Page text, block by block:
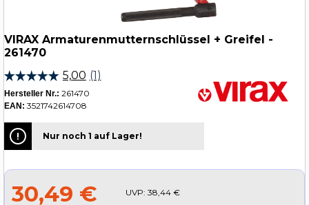
VIRAX Armaturenmutternschlüssel + Greifel -
261470
Hersteller Nr.: 261470
EAN: 3521742614708
Nur noch 1 auf Lager!
30,49 € UVP: 38,44 €